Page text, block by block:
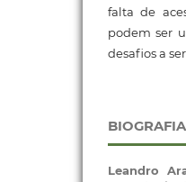
falta de
podem ser
desafios a
Leandro